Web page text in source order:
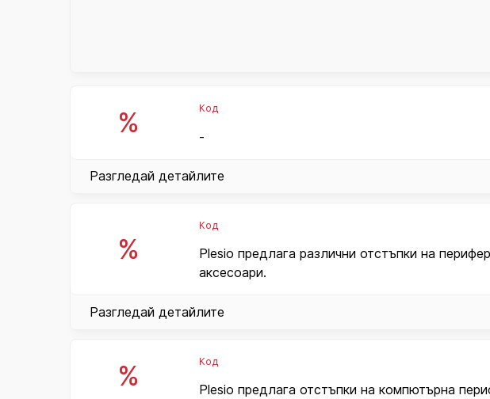
% Код
-
Разгледай детайлите
%
Код
Plesio предлага различни отстъпки на
аксесоари.
Разгледай детайлите
% Код
Plesio предлага отстъпки на компютърна